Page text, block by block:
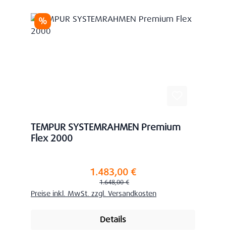
Rabatt
%
TEMPUR SYSTEMRAHMEN Premium
Flex 2000
Verkaufspreis:1.483,00 €
Regulärer Preis:
1.648,00 €
Preise inkl. MwSt. zzgl. Versandkosten
Details